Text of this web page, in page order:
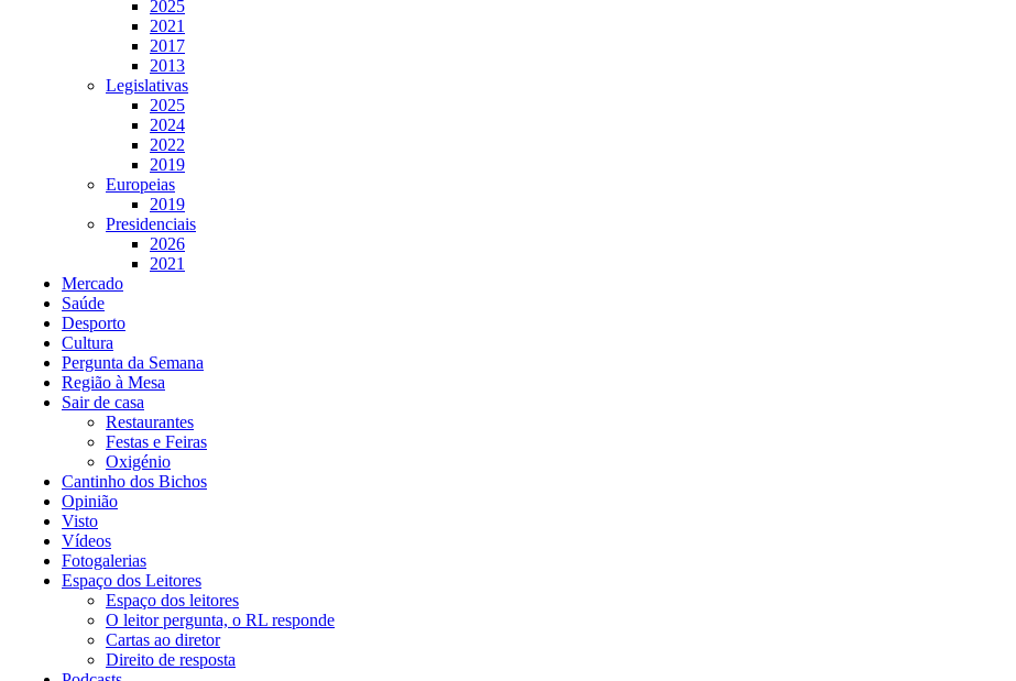
2025
2021
2017
2013
Legislativas
2025
2024
2022
2019
Europeias
2019
Presidenciais
2026
2021
Mercado
Saúde
Desporto
Cultura
Pergunta da Semana
Região à Mesa
Sair de casa
Restaurantes
Festas e Feiras
Oxigénio
Cantinho dos Bichos
Opinião
Visto
Vídeos
Fotogalerias
Espaço dos Leitores
Espaço dos leitores
O leitor pergunta, o RL responde
Cartas ao diretor
Direito de resposta